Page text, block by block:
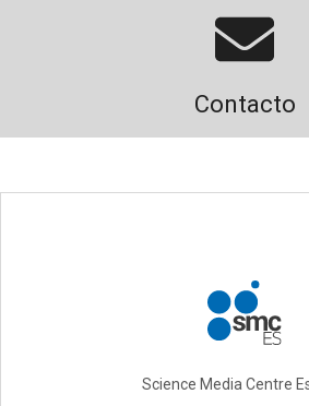
Contacto
Science Media Centre